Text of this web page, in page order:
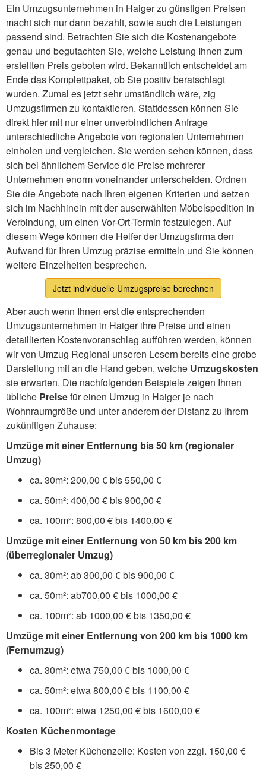
Ein Umzugsunternehmen in Haiger zu günstigen Preisen
macht sich nur dann bezahlt, sowie auch die Leistungen
passend sind. Betrachten Sie sich die Kostenangebote
genau und begutachten Sie, welche Leistung Ihnen zum
erstellten Preis geboten wird. Bekanntlich entscheidet am
Ende das Komplettpaket, ob Sie positiv beratschlagt
wurden. Zumal es jetzt sehr umständlich wäre, zig
Umzugsfirmen zu kontaktieren. Stattdessen können Sie
direkt hier mit nur einer unverbindlichen Anfrage
unterschiedliche Angebote von regionalen Unternehmen
einholen und vergleichen. Sie werden sehen können, dass
sich bei ähnlichem Service die Preise mehrerer
Unternehmen enorm voneinander unterscheiden. Ordnen
Sie die Angebote nach Ihren eigenen Kriterien und setzen
sich im Nachhinein mit der auserwählten Möbelspedition in
Verbindung, um einen Vor-Ort-Termin festzulegen. Auf
diesem Wege können die Helfer der Umzugsfirma den
Aufwand für Ihren Umzug präzise ermitteln und Sie können
weitere Einzelheiten besprechen.
Jetzt individuelle Umzugspreise berechnen
Aber auch wenn Ihnen erst die entsprechenden
Umzugsunternehmen in Haiger ihre Preise und einen
detaillierten Kostenvoranschlag aufführen werden, können
wir von Umzug Regional unseren Lesern bereits eine grobe
Darstellung mit an die Hand geben, welche Umzugskosten
sie erwarten. Die nachfolgenden Beispiele zeigen Ihnen
übliche Preisefür einen Umzug in Haiger je nach
Wohnraumgröße und unter anderem der Distanz zu Ihrem
zukünftigen Zuhause:
Umzüge mit einer Entfernung bis 50 km (regionaler
Umzug)
ca. 30m²: 200,00 € bis 550,00 €
ca. 50m²: 400,00 € bis 900,00 €
ca. 100m²: 800,00 € bis 1400,00 €
Umzüge mit einer Entfernung von 50 km bis 200 km
(überregionaler Umzug)
ca. 30m²: ab 300,00 € bis 900,00 €
ca. 50m²: ab700,00 € bis 1000,00 €
ca. 100m²: ab 1000,00 € bis 1350,00 €
Umzüge mit einer Entfernung von 200 km bis 1000 km
(Fernumzug)
ca. 30m²: etwa 750,00 € bis 1000,00 €
ca. 50m²: etwa 800,00 € bis 1100,00 €
ca. 100m²: etwa 1250,00 € bis 1600,00 €
Kosten Küchenmontage
Bis 3 Meter Küchenzeile: Kosten von zzgl. 150,00 €
bis 250,00 €